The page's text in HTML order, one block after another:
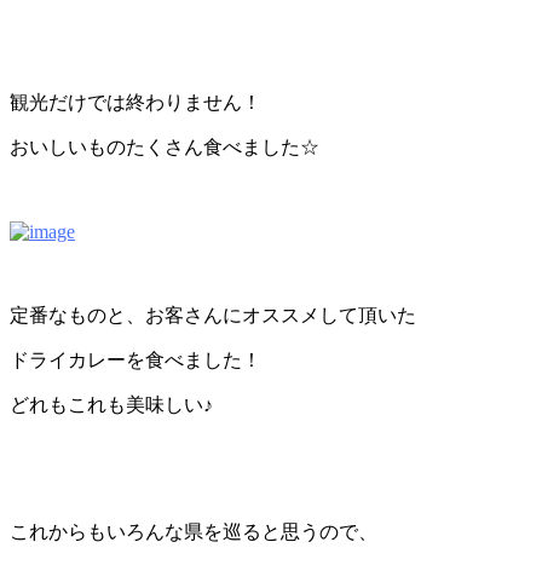
観光だけでは終わりません！
おいしいものたくさん食べました☆
定番なものと、お客さんにオススメして頂いた
ドライカレーを食べました！
どれもこれも美味しい♪
これからもいろんな県を巡ると思うので、